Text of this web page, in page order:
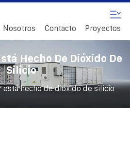
Nosotros Contacto Proyectos
Hecho De Dióxido De
Silicio
está hecho de dióxido de silicio